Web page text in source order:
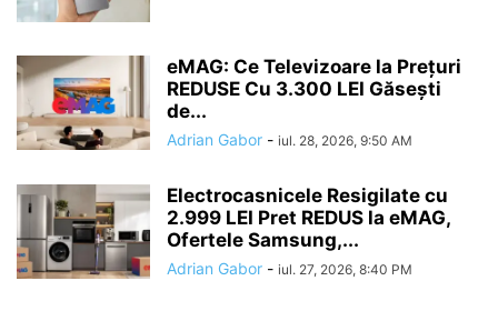
eMAG: Ce Televizoare la Prețuri
REDUSE Cu 3.300 LEI Găsești
de...
Adrian Gabor - iul. 28, 2026, 9:50 AM
Electrocasnicele Resigilate cu
2.999 LEI Pret REDUS la eMAG,
Ofertele Samsung,...
Adrian Gabor - iul. 27, 2026, 8:40 PM